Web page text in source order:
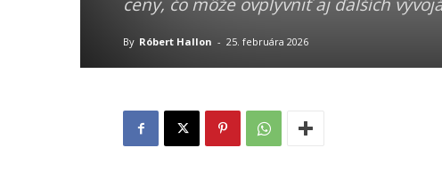
By Róbert Hallon - 25. februára 2026